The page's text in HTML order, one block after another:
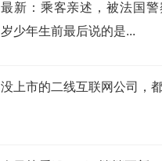
最新：乘客亲述，被法国警
岁少年生前最后说的是...
没上市的二线互联网公司，